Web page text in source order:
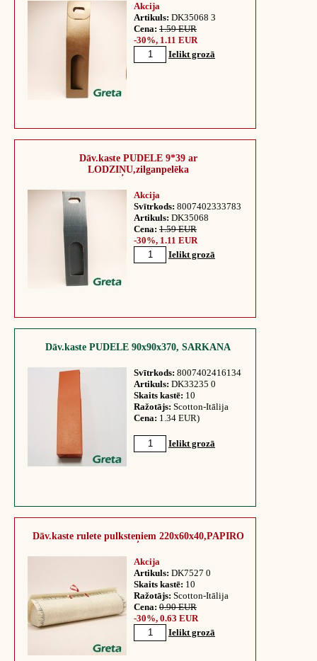
Akcija
Artikuls: DK35068 3
Cena: 1.59 EUR
-30%, 1.11 EUR
Ielikt grozā
Dāv.kaste PUDELE 9*39 ar
LODZIŅU,zilganpelēka
Akcija
Svītrkods: 8007402333783
Artikuls: DK35068
Cena: 1.59 EUR
-30%, 1.11 EUR
Ielikt grozā
Dāv.kaste PUDELE 90x90x370, SARKANA
Svītrkods: 8007402416134
Artikuls: DK33235 0
Skaits kastē: 10
Ražotājs: Scotton-Itālija
Cena: 1.34 EUR)
Ielikt grozā
Dāv.kaste rulete pulksteņiem 220x60x40,PAPIRO
Akcija
Artikuls: DK7527 0
Skaits kastē: 10
Ražotājs: Scotton-Itālija
Cena: 0.90 EUR
-30%, 0.63 EUR
Ielikt grozā